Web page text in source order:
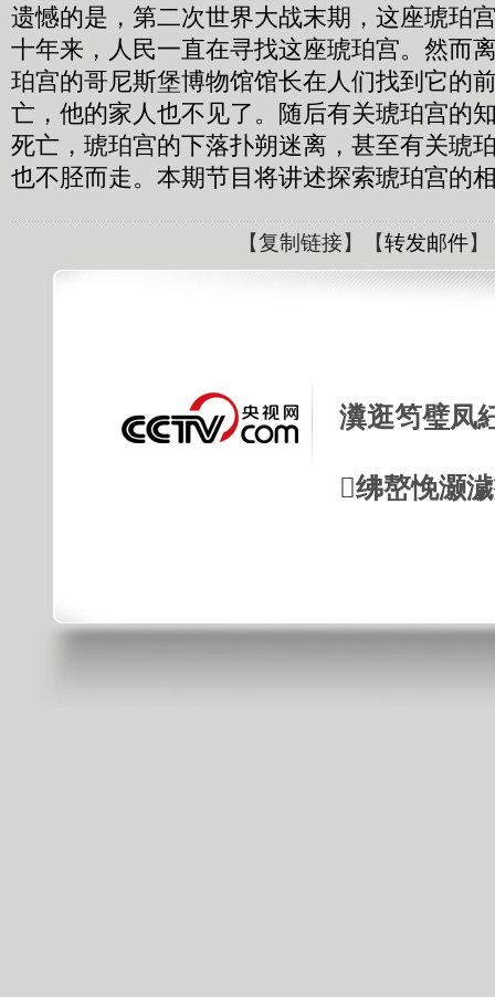
遗憾的是，第二次世界大战末期，这座琥珀
十年来，人民一直在寻找这座琥珀宫。然而
珀宫的哥尼斯堡博物馆馆长在人们找到它的
亡，他的家人也不见了。随后有关琥珀宫的
死亡，琥珀宫的下落扑朔迷离，甚至有关琥
也不胫而走。本期节目将讲述探索琥珀宫的
【复制链接】【转发邮件】
瀵逛笉璧凤
绋嶅悗灏